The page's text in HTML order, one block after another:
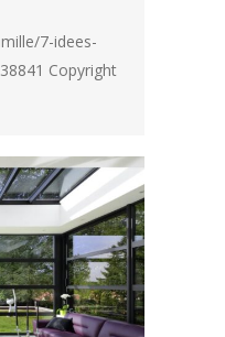
7-idees-
Copyright